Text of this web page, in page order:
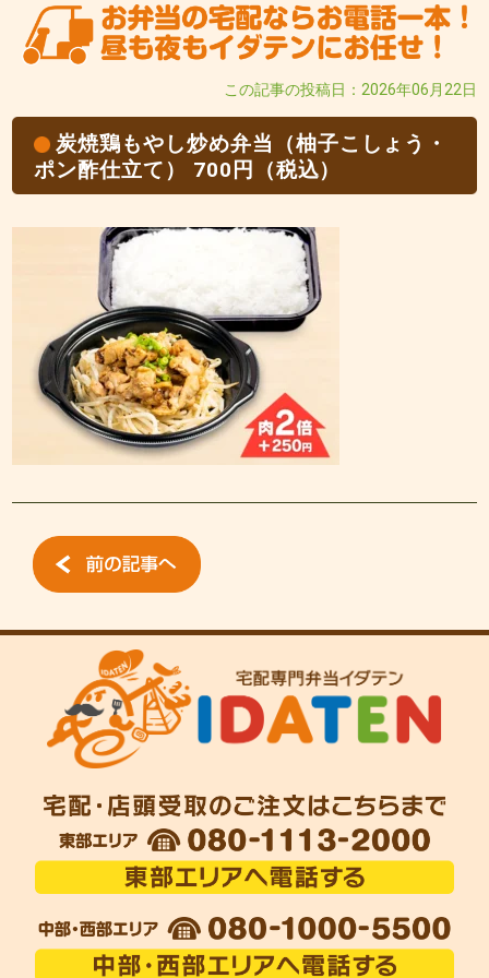
この記事の投稿日：2026年06月22日
炭焼鶏もやし炒め弁当（柚子こしょう・
ポン酢仕立て） 700円（税込）